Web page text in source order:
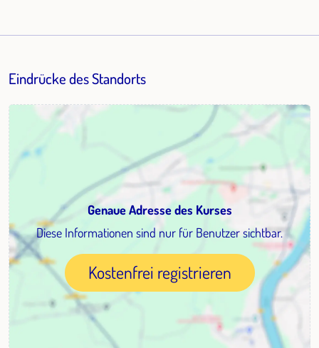
Eindrücke des Standorts
Genaue Adresse des Kurses
Diese Informationen sind nur für Benutzer sichtbar.
Kostenfrei registrieren